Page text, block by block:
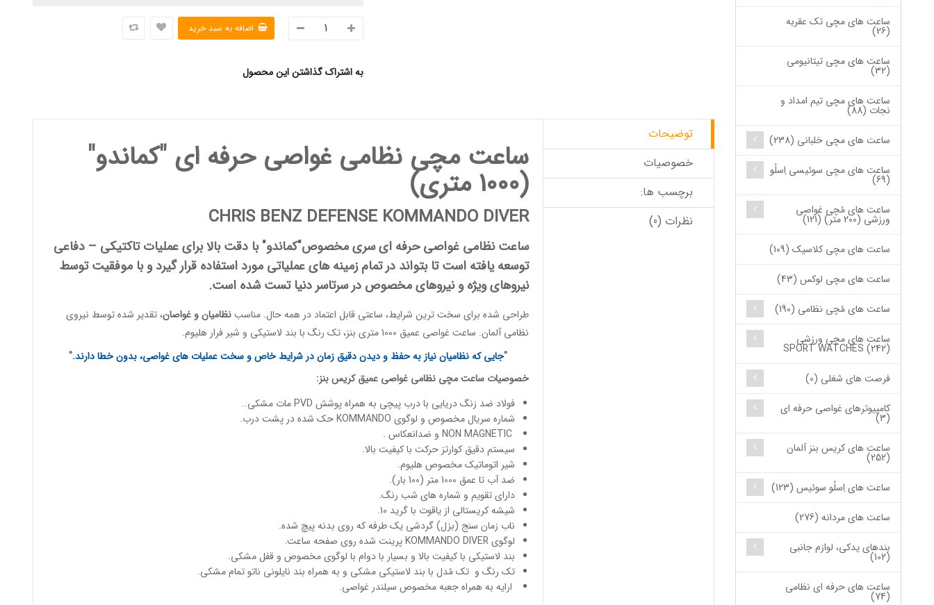
ساعت های مچی تک عقربه
(26)
ساعت های مچی تیتانیومی
(32)
ساعت های مچی تیم امداد و
نجات (88)
ساعت های مچی خلبانی (238)
ساعت های مچی سوئیسی اِسلُو
(69)
ساعت های مُچی غواصی
ورزشی (200 متر) (121)
ساعت های مچی کلاسیک (109)
ساعت های مچی لوکس (43)
ساعت های مُچی نظامی (190)
ساعت های مچی ورزشی
SPORT WATCHES (242)
فرصت های شغلی (0)
کامپیوترهای غواصی حرفه ای
(3)
ساعت های کریس بنز آلمان
(252)
ساعت های اِسلُو سوئیس (123)
ساعت های مردانه (276)
بندهای یدکی، لوازم جانبی
(102)
ساعت های حرفه ای نظامی
(74)
به اشتراک گذاشتن این محصول
توضیحات
خصوصیات
برچسب ها:
نظرات (0)
ساعت مچی نظامی غواصی حرفه ای "کماندو"
(1000 متری)
CHRIS BENZ DEFENSE KOMMANDO DIVER
ساعت نظامی غواصی حرفه ایسری مخصوص"کماندو" با دقت بالا برای عملیات تاکتیکی – دفاعی
توسعه یافته است تا بتواند در تمام زمینه های عملیاتی مورد استفاده قرار گیرد و با موفقیت توسط
نیروهای ویژه و نیروهای مخصوص در سرتاسر دنیا تست شده است.
طراحی شده برای سخت ترین شرایط، ساعتی قابل اعتماد در همه حال. مناسبنظامیان و غواصان، تقدیر شده توسط نیروی
نظامی آلمان. ساعت غواصی عمیق 1000 متری بنز، تک رنگ با بند لاستیکی و شیر فرار هلیوم.
"جایی که نظامیان نیاز به حفظ و دیدن دقیق زمان در شرایط خاص و سخت عملیات های غواصی، بدون خطا دارند."
خصوصیات ساعت مچی نظامی غواصی عمیقکریس بنز:
فولاد ضد زنگ دریایی با درب پیچی به همراه پوشش PVD مات مشکی..
شماره سریال مخصوص و لوگوی KOMMANDO حک شده در پشت درب.
سیستم دقیق کوارتز حرکت با کیفیت بالا.
شیر اتوماتیک مخصوص هلیوم.
ضد آب تا عمق 1000 متر (100 بار).
دارای تقویم و شماره های شب رنگ.
شیشه کریستالی از یاقوت با گرید 10.
ناب زمان سنج (بزل) گردشی یک طرفه که روی بدنه پیچ شده.
لوگوی KOMMANDO DIVER پرینت شده روی صفحه ساعت.
بند لاستیکی با کیفیت بالا و بسیار با دوام با لوگوی مخصوص و قفل مشکی.
تک رنگ و تک مُدل با بند لاستیکی مشکی و به همراه بند نایلونی ناتو تمام مشکی.
ارایه به همراه جعبه مخصوص سیلندر غواصی.